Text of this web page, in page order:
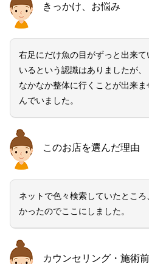
きっかけ、お悩み
右足にだけ魚の目がずっと出来
いるという認識はありましたが、
なかなか整体に行くことが出来
んでいました。
このお店を選んだ理由
ネットで色々検索していたとこ
かったのでここにしました。
カウンセリング・施術